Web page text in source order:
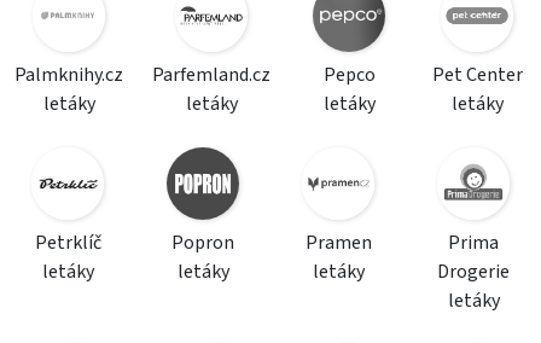
Palmknihy.cz
letáky
Parfemland.cz
letáky
Pepco
letáky
Pet Center
letáky
Petrklíč
letáky
Popron
letáky
Pramen
letáky
Prima
Drogerie
letáky